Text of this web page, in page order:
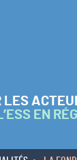
LES
EN